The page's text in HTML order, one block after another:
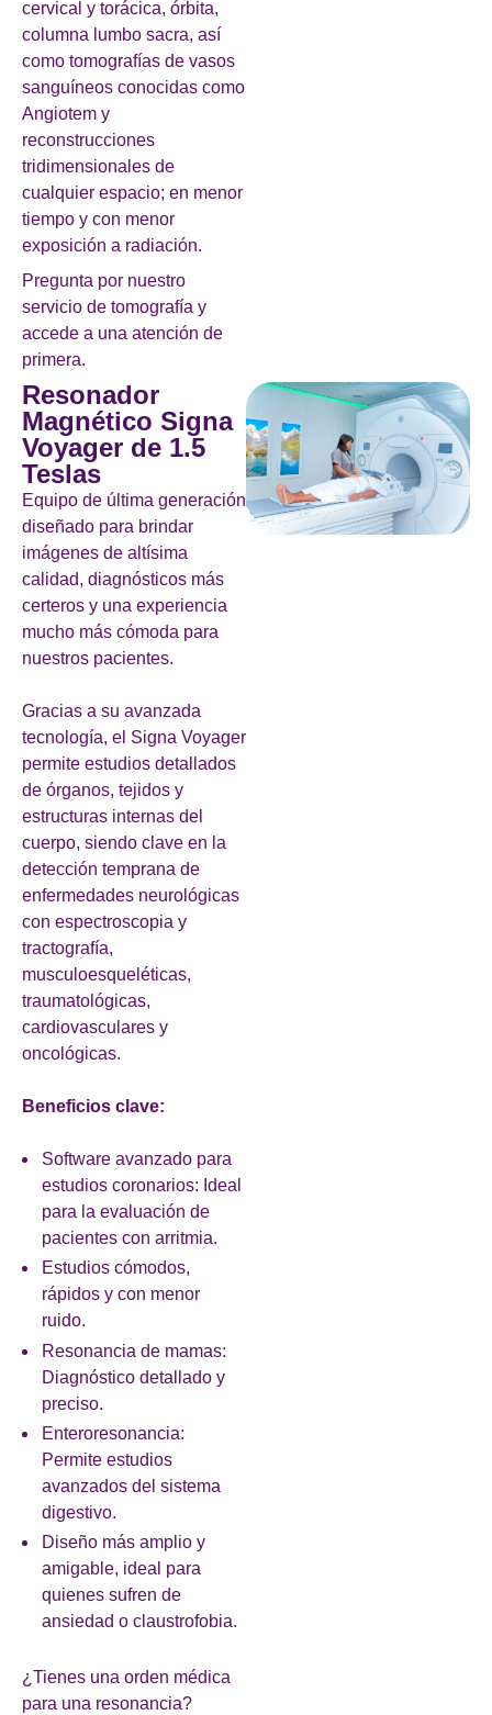
cervical y torácica, órbita,
columna lumbo sacra, así
como tomografías de vasos
sanguíneos conocidas como
Angiotem y
reconstrucciones
tridimensionales de
cualquier espacio; en menor
tiempo y con menor
exposición a radiación.
Pregunta por nuestro
servicio de tomografía y
accede a una atención de
primera.
Resonador
Magnético Signa
Voyager de 1.5
Teslas
Equipo de última generación
diseñado para brindar
imágenes de altísima
calidad, diagnósticos más
certeros y una experiencia
mucho más cómoda para
nuestros pacientes.
Gracias a su avanzada
tecnología, el Signa Voyager
permite estudios detallados
de órganos, tejidos y
estructuras internas del
cuerpo, siendo clave en la
detección temprana de
enfermedades neurológicas
con espectroscopia y
tractografía,
musculoesqueléticas,
traumatológicas,
cardiovasculares y
oncológicas.
Beneficios clave:
Software avanzado para
estudios coronarios: Ideal
para la evaluación de
pacientes con arritmia.
Estudios cómodos,
rápidos y con menor
ruido.
Resonancia de mamas:
Diagnóstico detallado y
preciso.
Enteroresonancia:
Permite estudios
avanzados del sistema
digestivo.
Diseño más amplio y
amigable, ideal para
quienes sufren de
ansiedad o claustrofobia.
¿Tienes una orden médica
para una resonancia?